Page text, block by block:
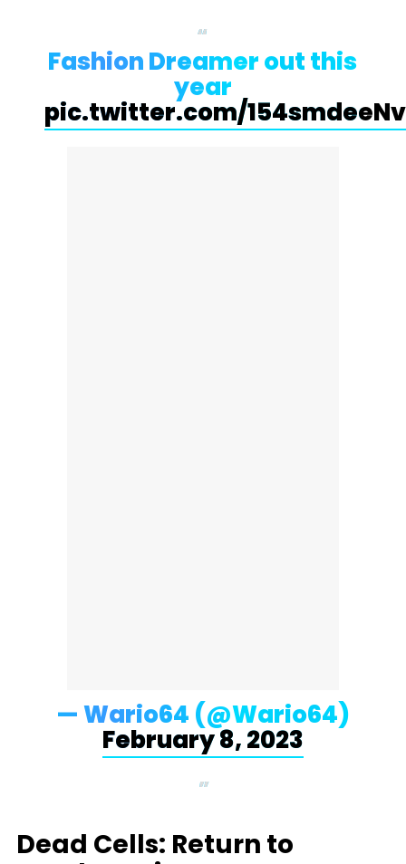
Fashion Dreamer out this
year
pic.twitter.com/154smdeeNv
— Wario64 (@Wario64)
February 8, 2023
Dead Cells: Return to